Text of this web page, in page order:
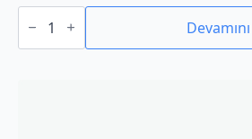
01759003
adet